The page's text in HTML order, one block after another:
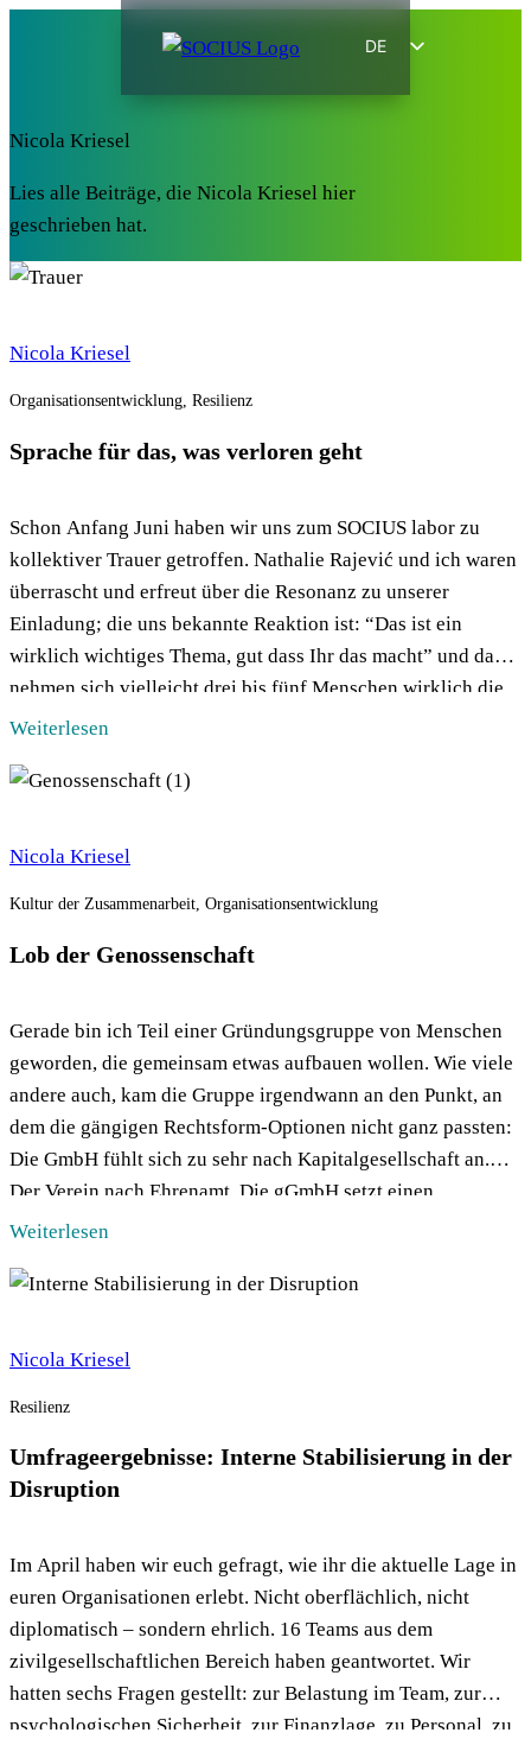
DE
Nicola Kriesel
Lies alle Beiträge, die Nicola Kriesel hier
geschrieben hat.
Nicola Kriesel
Organisationsentwicklung, Resilienz
Sprache für das, was verloren geht
Schon Anfang Juni haben wir uns zum SOCIUS labor zu
kollektiver Trauer getroffen. Nathalie Rajević und ich waren
überrascht und erfreut über die Resonanz zu unserer
Einladung; die uns bekannte Reaktion ist: “Das ist ein
wirklich wichtiges Thema, gut dass Ihr das macht” und dann
nehmen sich vielleicht drei bis fünf Menschen wirklich die
Zeit, der […]
Weiterlesen
Nicola Kriesel
Kultur der Zusammenarbeit, Organisationsentwicklung
Lob der Genossenschaft
Gerade bin ich Teil einer Gründungsgruppe von Menschen
geworden, die gemeinsam etwas aufbauen wollen. Wie viele
andere auch, kam die Gruppe irgendwann an den Punkt, an
dem die gängigen Rechtsform-Optionen nicht ganz passten:
Die GmbH fühlt sich zu sehr nach Kapitalgesellschaft an.
Der Verein nach Ehrenamt. Die gGmbH setzt einen
gemeinnützigen Zweck voraus, den nicht […]
Weiterlesen
Nicola Kriesel
Resilienz
Umfrageergebnisse: Interne Stabilisierung in der
Disruption
Im April haben wir euch gefragt, wie ihr die aktuelle Lage in
euren Organisationen erlebt. Nicht oberflächlich, nicht
diplomatisch – sondern ehrlich. 16 Teams aus dem
zivilgesellschaftlichen Bereich haben geantwortet. Wir
hatten sechs Fragen gestellt: zur Belastung im Team, zur
psychologischen Sicherheit, zur Finanzlage, zu Personal, zu